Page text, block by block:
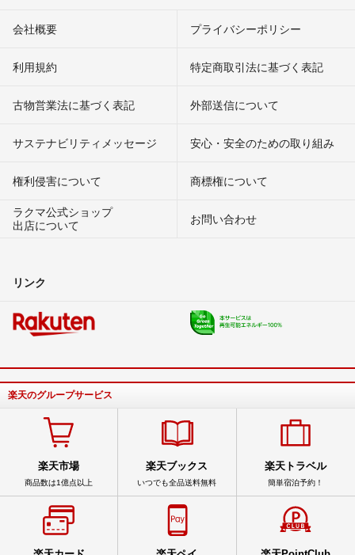
会社概要 プライバシーポリシー
利用規約 特定商取引法に基づく表記
古物営業法に基づく表記 外部送信について
サステナビリティメッセージ 安心・安全のための取り組み
権利侵害について
商標権について
ラクマ公式ショップ
出店について
お問い合わせ
リンク
楽天のグループサービス
楽天市場
商品数は1億点以上
楽天ブックス
いつでも全品送料無料
楽天トラベル
簡単宿泊予約！